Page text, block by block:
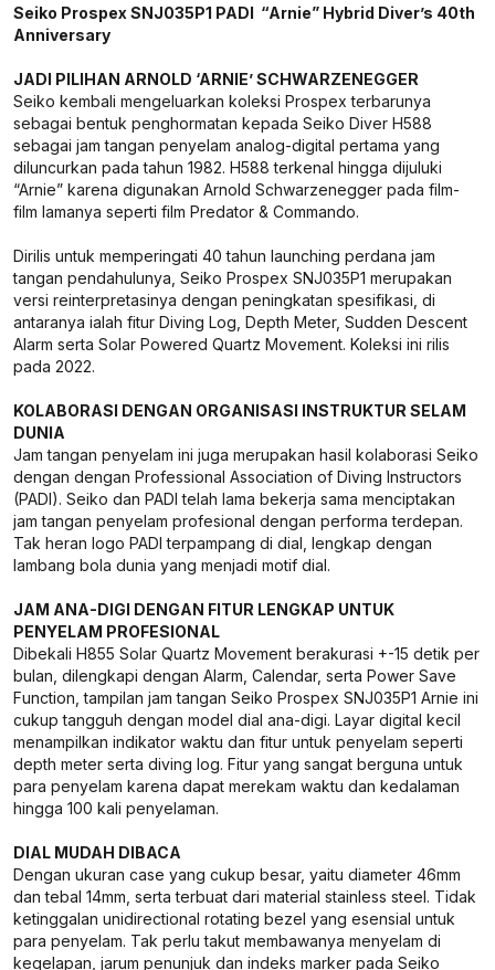
Seiko Prospex SNJ035P1 PADI “Arnie” Hybrid Diver’s 40th
Anniversary
JADI PILIHAN ARNOLD ‘ARNIE’ SCHWARZENEGGER
Seiko kembali mengeluarkan koleksi Prospex terbarunya
sebagai bentuk penghormatan kepada Seiko Diver H588
sebagai jam tangan penyelam analog-digital pertama yang
diluncurkan pada tahun 1982. H588 terkenal hingga dijuluki
“Arnie” karena digunakan Arnold Schwarzenegger pada film-
film lamanya seperti film Predator & Commando.
Dirilis untuk memperingati 40 tahun launching perdana jam
tangan pendahulunya, Seiko Prospex SNJ035P1 merupakan
versi reinterpretasinya dengan peningkatan spesifikasi, di
antaranya ialah fitur Diving Log, Depth Meter, Sudden Descent
Alarm serta Solar Powered Quartz Movement. Koleksi ini rilis
pada 2022.
KOLABORASI DENGAN ORGANISASI INSTRUKTUR SELAM
DUNIA
Jam tangan penyelam ini juga merupakan hasil kolaborasi Seiko
dengan dengan Professional Association of Diving Instructors
(PADI). Seiko dan PADI telah lama bekerja sama menciptakan
jam tangan penyelam profesional dengan performa terdepan.
Tak heran logo PADI terpampang di dial, lengkap dengan
lambang bola dunia yang menjadi motif dial.
JAM ANA-DIGI DENGAN FITUR LENGKAP UNTUK
PENYELAM PROFESIONAL
Dibekali H855 Solar Quartz Movement berakurasi +-15 detik per
bulan, dilengkapi dengan Alarm, Calendar, serta Power Save
Function, tampilan jam tangan Seiko Prospex SNJ035P1 Arnie ini
cukup tangguh dengan model dial ana-digi. Layar digital kecil
menampilkan indikator waktu dan fitur untuk penyelam seperti
depth meter serta diving log. Fitur yang sangat berguna untuk
para penyelam karena dapat merekam waktu dan kedalaman
hingga 100 kali penyelaman.
DIAL MUDAH DIBACA
Dengan ukuran case yang cukup besar, yaitu diameter 46mm
dan tebal 14mm, serta terbuat dari material stainless steel. Tidak
ketinggalan unidirectional rotating bezel yang esensial untuk
para penyelam. Tak perlu takut membawanya menyelam di
kegelapan, jarum penunjuk dan indeks marker pada Seiko